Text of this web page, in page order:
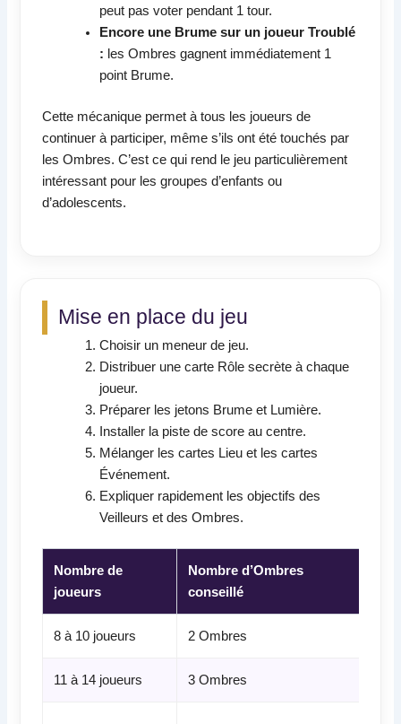
peut pas voter pendant 1 tour.
Encore une Brume sur un joueur Troublé
: les Ombres gagnent immédiatement 1
point Brume.
Cette mécanique permet à tous les joueurs de
continuer à participer, même s’ils ont été touchés par
les Ombres. C’est ce qui rend le jeu particulièrement
intéressant pour les groupes d’enfants ou
d’adolescents.
Mise en place du jeu
Choisir un meneur de jeu.
Distribuer une carte Rôle secrète à chaque
joueur.
Préparer les jetons Brume et Lumière.
Installer la piste de score au centre.
Mélanger les cartes Lieu et les cartes
Événement.
Expliquer rapidement les objectifs des
Veilleurs et des Ombres.
Nombre de
joueurs
Nombre d’Ombres
conseillé
8 à 10 joueurs 2 Ombres
11 à 14 joueurs 3 Ombres